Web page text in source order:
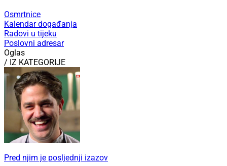
Osmrtnice
Kalendar događanja
Poslovni adresar